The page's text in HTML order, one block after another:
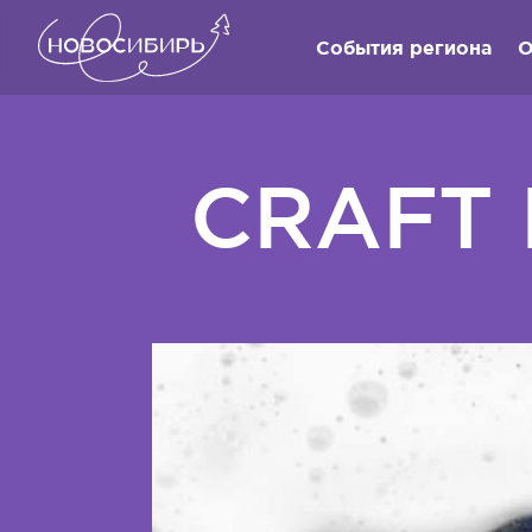
События региона
CRAFT